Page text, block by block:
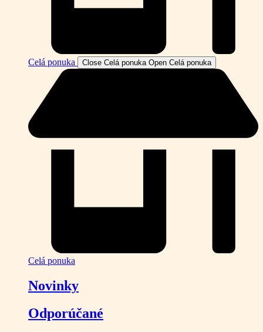
Celá ponuka Close Celá ponuka Open Celá ponuka
Celá ponuka
Novinky
Odporúčané